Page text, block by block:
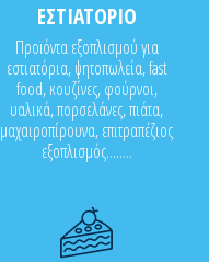
ΕΣΤΙΑΤΟΡΙΟ
Προϊόντα εξοπλισμού για
εστιατόρια, ψητοπωλεία, fast
food, κουζίνες, φούρνοι,
υαλικά, πορσελάνες, πιάτα,
μαχαιροπίρουνα, επιτραπέζιος
εξοπλισμός........